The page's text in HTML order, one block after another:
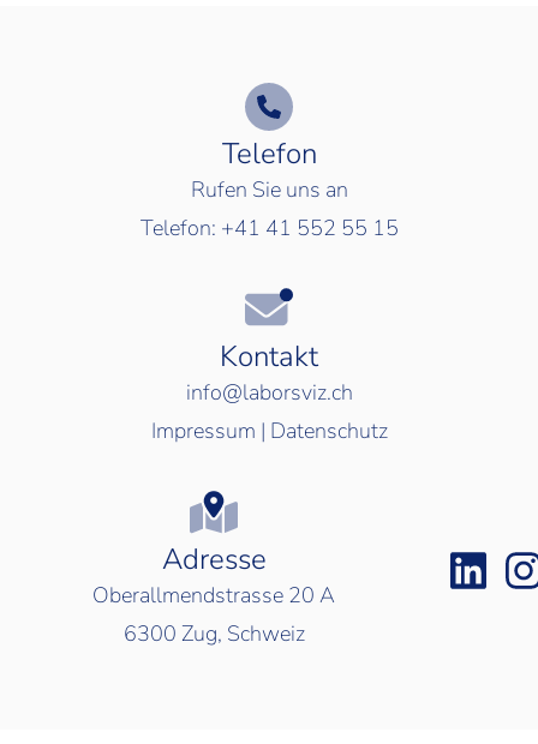
Telefon
Rufen Sie uns an
Telefon: +41 41 552 55 15
Kontakt
info@laborsviz.ch
Impressum | Datenschutz
Adresse
Oberallmendstrasse 20 A
6300 Zug, Schweiz